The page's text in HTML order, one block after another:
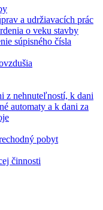
a udržiavacích prác
o veku stavby
súpisného čísla
z nehnuteľností, k dani
automaty a k dani za
pobyt
činnosti